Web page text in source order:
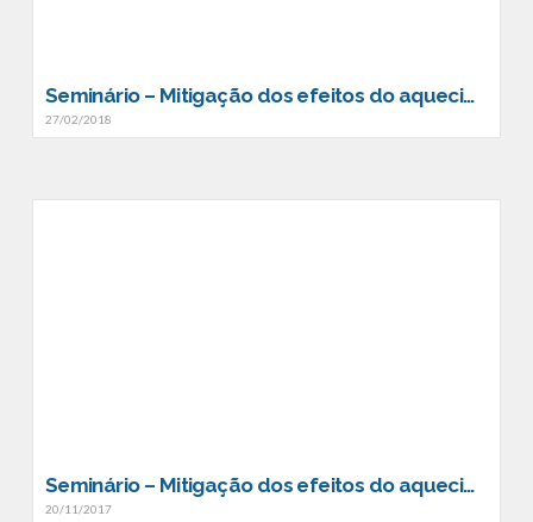
Seminário – Mitigação dos efeitos do aquecimento global
27/02/2018
Seminário – Mitigação dos efeitos do aquecimento global na cultura de Mirtilos
20/11/2017